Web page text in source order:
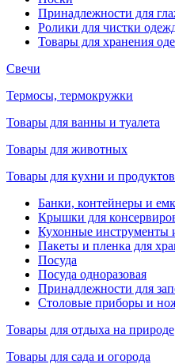
Принадлежности для
Ролики для чистки
Товары для хранения
Свечи
Термосы, термокружки
Товары для ванны и туалета
Товары для животных
Товары для кухни и продуктов
Банки, контейнеры и
Крышки для
Кухонные инструменты
Пакеты и пленка для
Посуда
Посуда одноразовая
Принадлежности для
Столовые приборы и
Товары для отдыха на природе
Товары для сада и огорода